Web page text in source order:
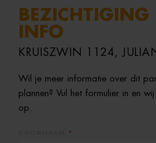
INFO
KRUISZWIN 1124,
Wil je meer informatie over dit
plannen? Vul het formulier in en
op.